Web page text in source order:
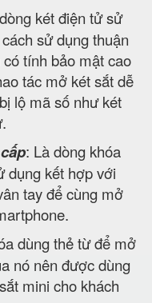
két điện tử sử
sử dụng thuận
tính bảo mật cao
tác mở két sắt dễ
lộ mã số như két
: Là dòng khóa
dụng kết hợp với
tay để cùng mở
dùng thẻ từ để mở
nó nên được dùng
mini cho khách